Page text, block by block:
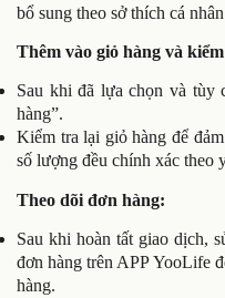
bổ sung theo sở thích cá
Thêm vào giỏ hàng và
Sau khi đã lựa chọn và tùy
hàng”.
Kiểm tra lại giỏ hàng để
số lượng đều chính xác theo
Theo dõi đơn hàng:
Sau khi hoàn tất giao dịch,
đơn hàng trên APP YooLife
hàng.